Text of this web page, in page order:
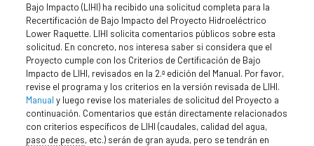
Bajo Impacto (LIHI) ha recibido una solicitud completa para la
Recertificación de Bajo Impacto del Proyecto Hidroeléctrico
Lower Raquette. LIHI solicita comentarios públicos sobre esta
solicitud. En concreto, nos interesa saber si considera que el
Proyecto cumple con los Criterios de Certificación de Bajo
Impacto de LIHI, revisados en la 2.ª edición del Manual. Por favor,
revise el programa y los criterios en la versión revisada de LIHI.
Manual y luego revise los materiales de solicitud del Proyecto a
continuación. Comentarios que están directamente relacionados
con criterios específicos de LIHI (caudales, calidad del agua,
paso de peces, etc.) serán de gran ayuda, pero se tendrán en